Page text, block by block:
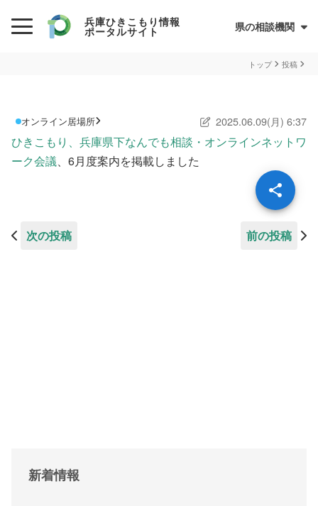
兵庫ひきこもり情報
ポータルサイト 県の相談機関
兵庫県ひきこもり総合支援センター
ひきこもり当事者のためのQ&A集
サイトについて
助成金等の情報
トップ 投稿
オンライン居場所 2025.06.09(月) 6:37
ひきこもり、兵庫県下なんでも相談・オンラインネットワ
ーク会議 、6月度案内を掲載しました
次の投稿 前の投稿
新着情報